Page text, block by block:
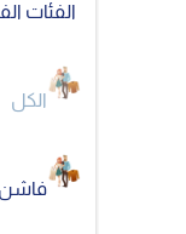
الفئات
الكل
فاشن